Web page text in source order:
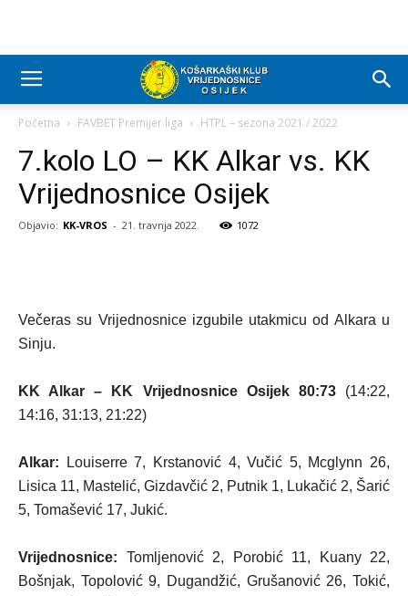
Početna FAVBET Premijer liga HTPL – sezona 2021 / 2022
7.kolo LO – KK Alkar vs. KK
Vrijednosnice Osijek
Objavio: KK-VROS - 21. travnja 2022. 1072
Večeras su Vrijednosnice izgubile utakmicu od Alkara u
Sinju.
KK Alkar – KK Vrijednosnice Osijek 80:73(14:22,
14:16, 31:13, 21:22)
Alkar: Louiserre 7, Krstanović 4, Vučić 5, Mcglynn 26,
Lisica 11, Mastelić, Gizdavčić 2, Putnik 1, Lukačić 2, Šarić
5, Tomašević 17, Jukić.
Vrijednosnice: Tomljenović 2, Porobić 11, Kuany 22,
Bošnjak, Topolović 9, Dugandžić, Grušanović 26, Tokić,